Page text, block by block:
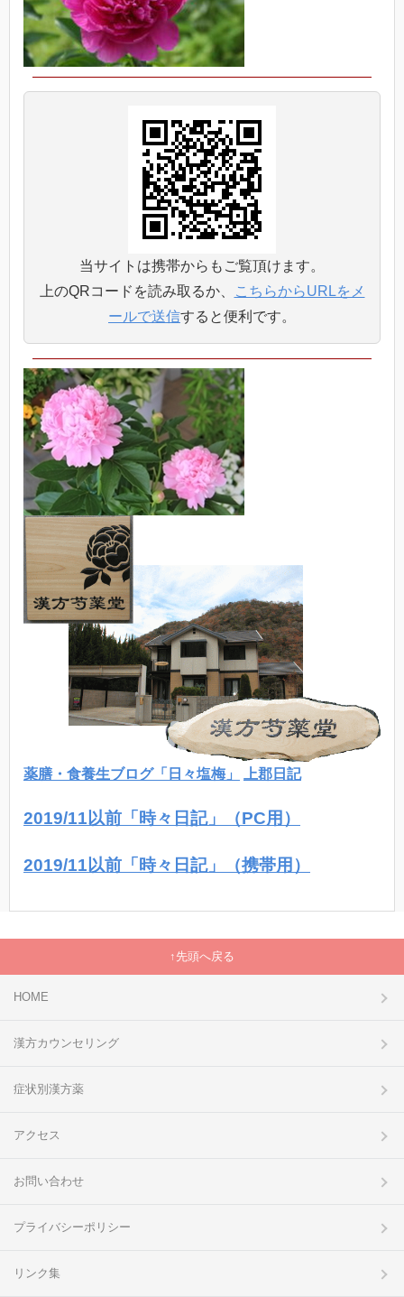
当サイトは携帯からもご覧頂けます。
上のQRコードを読み取るか、
こちらからURLをメ
ールで送信すると便利です。
薬膳・食養生ブログ「日々塩梅」 上郡日記
2019/11以前「時々日記」（PC用）
2019/11以前「時々日記」（携帯用）
先頭へ戻る
HOME
漢方カウンセリング
症状別漢方薬
アクセス
お問い合わせ
プライバシーポリシー
リンク集